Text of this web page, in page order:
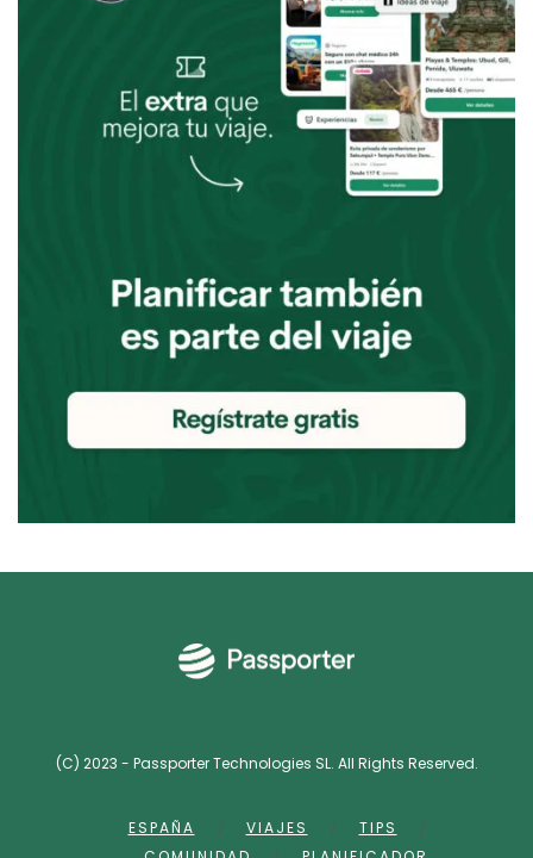
(C) 2023 - Passporter Technologies SL. All Rights Reserved.
ESPAÑA VIAJES
TIPS